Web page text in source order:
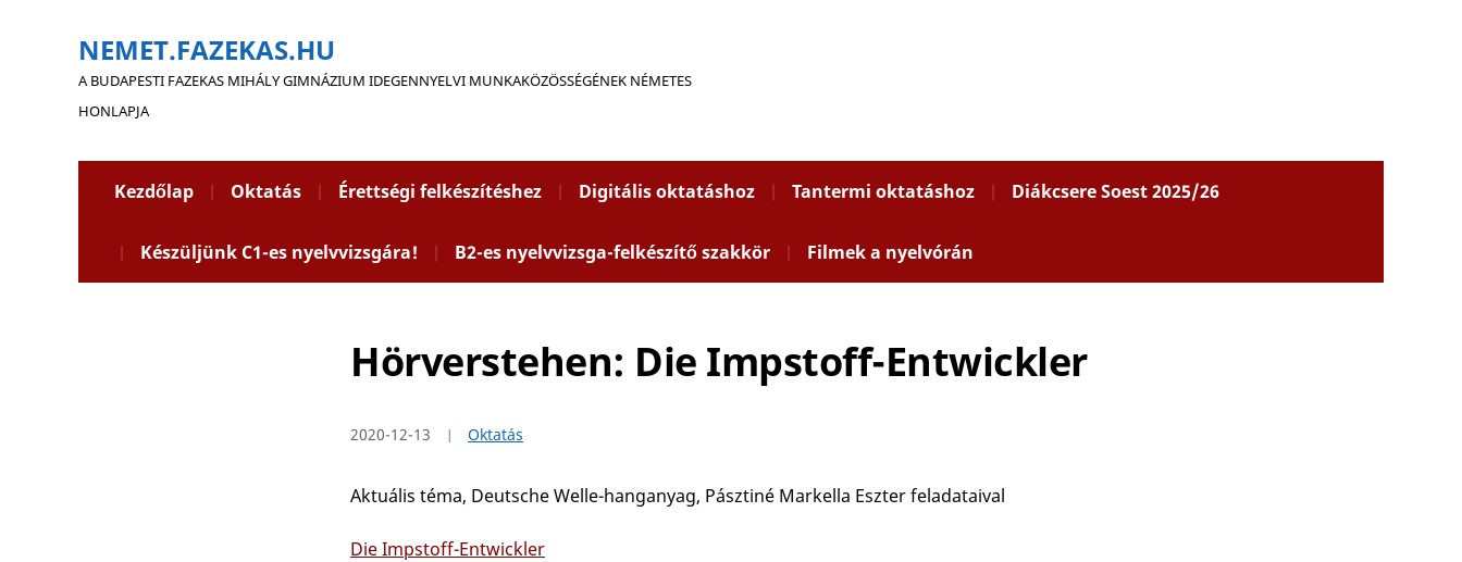
NEMET.FAZEKAS.HU
A BUDAPESTI FAZEKAS MIHÁLY GIMNÁZIUM IDEGENNYELVI MUNKAKÖZÖSSÉGÉNEK NÉMETES
HONLAPJA
Kezdőlap Oktatás Érettségi felkészítéshez Digitális oktatáshoz Tantermi oktatáshoz Diákcsere Soest 2025/26
Készüljünk C1-es nyelvvizsgára! B2-es nyelvvizsga-felkészítő szakkör Filmek a nyelvórán
Hörverstehen: Die Impstoff-Entwickler
2020-12-13 Oktatás
Aktuális téma, Deutsche Welle-hanganyag, Pásztiné Markella Eszter feladataival
Die Impstoff-Entwickler